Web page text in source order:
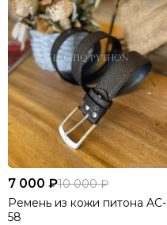
7 000 ₽10 000 ₽
Ремень из кожи питона AC-
58